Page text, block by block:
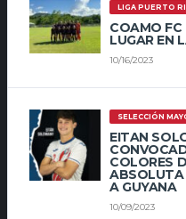
LIGA PUERTO
COAMO FC
LUGAR EN
10/16/2023
SELECCIÓN
EITAN
COLORES
ABSOLUTA
A GUYANA
10/09/2023